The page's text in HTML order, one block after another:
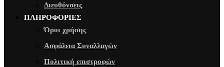
Διευθύνσεις
ΠΛΗΡΟΦΟΡΙΕΣ
Όροι χρήσης
Ασφάλεια Συναλλαγών
Πολιτική επιστροφών